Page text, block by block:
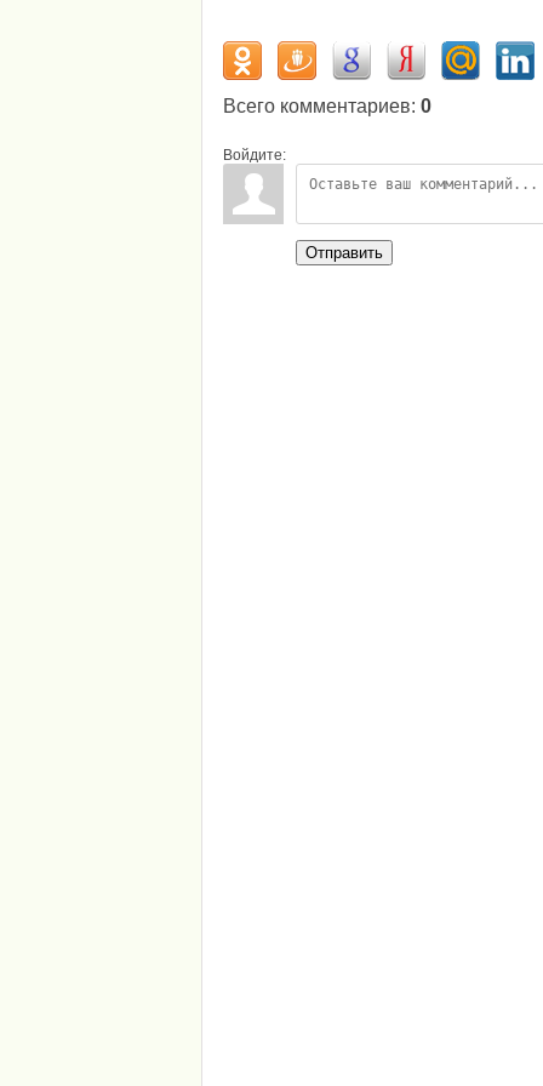
Всего комментариев: 0
Войдите:
Отправить